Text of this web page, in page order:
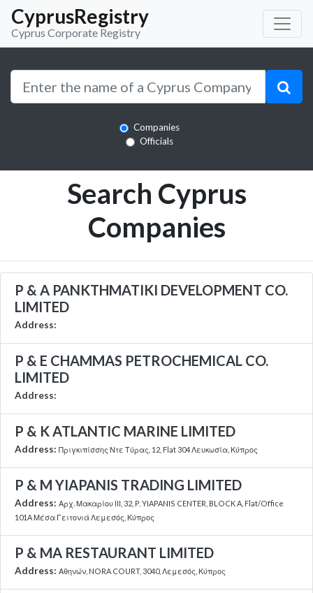
CyprusRegistry
Cyprus Corporate Registry
Companies
Officials
Search Cyprus
Companies
P & A PANKTHMATIKI DEVELOPMENT CO.
LIMITED
Address:
P & E CHAMMAS PETROCHEMICAL CO.
LIMITED
Address:
P & K ATLANTIC MARINE LIMITED
Address: Πριγκιπίσσης Ντε Τύρας, 12, Flat 304 Λευκωσία, Κύπρος
P & M YIAPANIS TRADING LIMITED
Address: Αρχ. Μακαρίου ΙΙΙ, 32, P. YIAPANIS CENTER, BLOCK A, Flat/Office
101A Μέσα Γειτονιά Λεμεσός, Κύπρος
P & MA RESTAURANT LIMITED
Address: Αθηνών, NORA COURT, 3040, Λεμεσός, Κύπρος